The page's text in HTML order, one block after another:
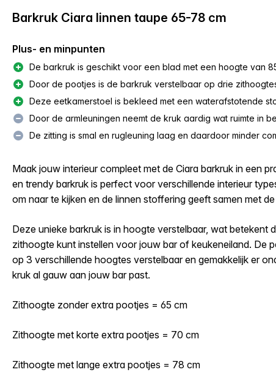
Barkruk Ciara linnen taupe 65-78 cm
Plus- en minpunten
De barkruk is geschikt voor een blad met een hoogte van
Door de pootjes is de barkruk verstelbaar op drie
Deze eetkamerstoel is bekleed met een waterafstotende
Door de armleuningen neemt de kruk aardig wat ruimte in
De zitting is smal en rugleuning laag en daardoor minder
Maak jouw interieur compleet met de Ciara barkruk in een
en trendy barkruk is perfect voor verschillende interieur
om naar te kijken en de linnen stoffering geeft samen met
Deze unieke barkruk is in hoogte verstelbaar, wat betekent
zithoogte kunt instellen voor jouw bar of keukeneiland. De
op 3 verschillende hoogtes verstelbaar en gemakkelijk er
kruk al gauw aan jouw bar past.
Zithoogte zonder extra pootjes = 65 cm
Zithoogte met korte extra pootjes = 70 cm
Zithoogte met lange extra pootjes = 78 cm